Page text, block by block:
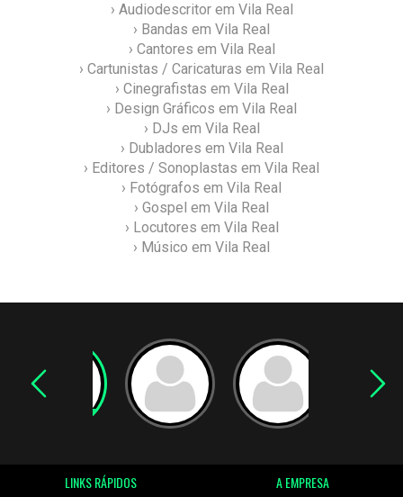
› Audiodescritor em Vila Real
› Bandas em Vila Real
› Cantores em Vila Real
› Cartunistas / Caricaturas em Vila Real
› Cinegrafistas em Vila Real
› Design Gráficos em Vila Real
› DJs em Vila Real
› Dubladores em Vila Real
› Editores / Sonoplastas em Vila Real
› Fotógrafos em Vila Real
› Gospel em Vila Real
› Locutores em Vila Real
› Músico em Vila Real
LINKS RÁPIDOS A EMPRESA